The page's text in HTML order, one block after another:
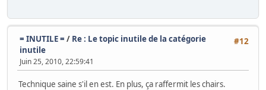
#12
= INUTILE = / Re : Le topic inutile de la catégorie
inutile
Juin 25, 2010, 22:59:41
Technique saine s'il en est. En plus, ça raffermit les chairs.